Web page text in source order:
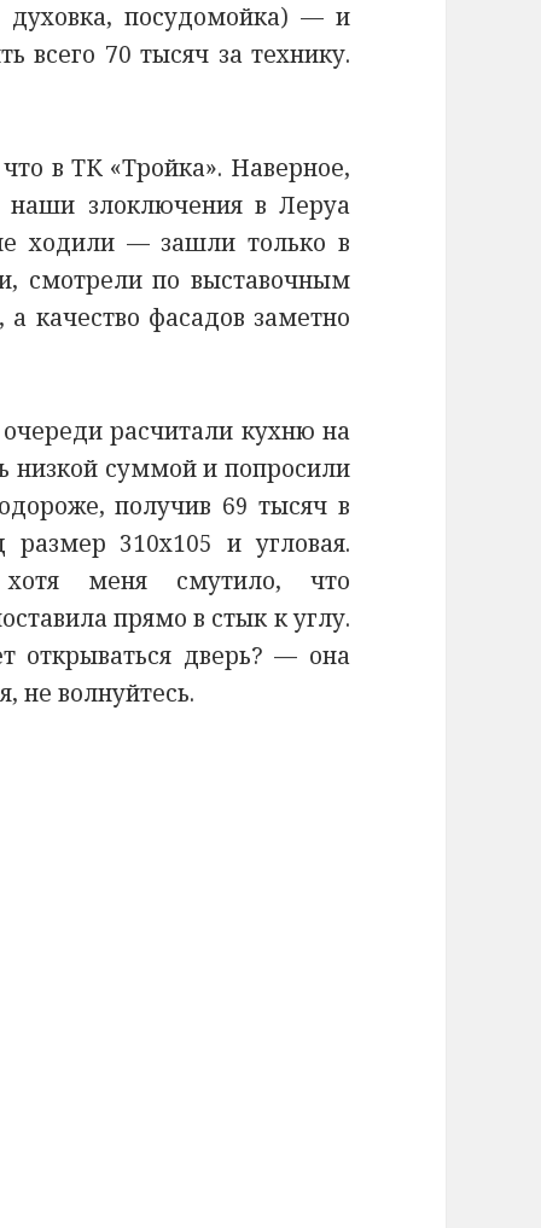
духовка, посудомойка) — и
всего 70 тысяч за технику.
в ТК «Тройка». Наверное,
наши злоключения в Леруа
ходили — зашли только в
смотрели по выставочным
качество фасадов заметно
расчитали кухню на
низкой суммой и попросили
получив 69 тысяч в
310х105 и угловая.
меня смутило, что
прямо в стык к углу.
дверь? — она
не волнуйтесь.